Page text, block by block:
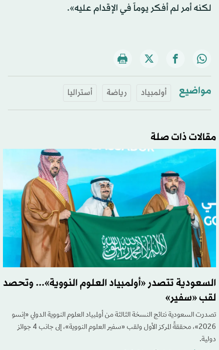
لكنه أمر لم أفكر يوماً في الإقدام عليه».
مواضيع أولمبياد رياضة أستراليا
مقالات ذات صلة
السعودية تتصدر «أولمبياد العلوم النووية»... وتحصد
لقب «سفير»
تصدرت السعودية نتائج النسخة الثالثة من أولمبياد العلوم النووية الدولي «إنسو
2026»، محققةً المركز الأول ولقب «سفير العلوم النووية»، إلى جانب 4 جوائز
دولية.